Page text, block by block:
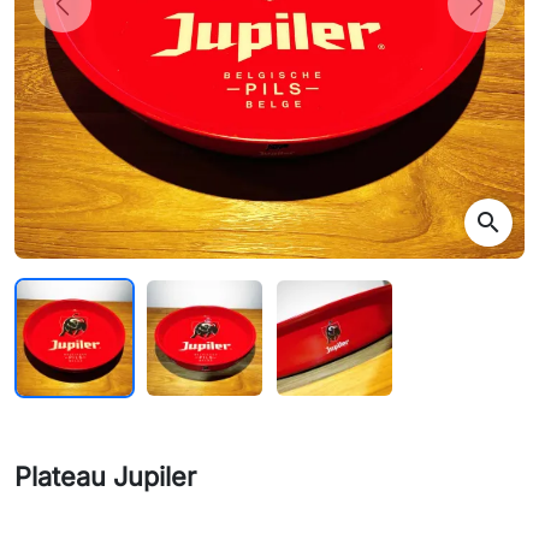
Previous Next
search
Plateau Jupiler